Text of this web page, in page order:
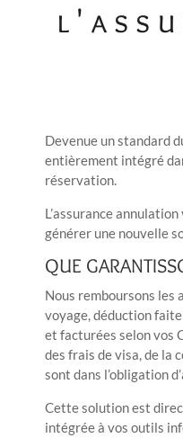
Devenue un standard
entièrement intégré
réservation.
L’assurance
générer une nouvelle
QUE
Nous remboursons les
voyage, déduction
et facturées selon vos
des frais de visa, de la
sont dans l’obligation
Cette solution est
intégrée à vos outils